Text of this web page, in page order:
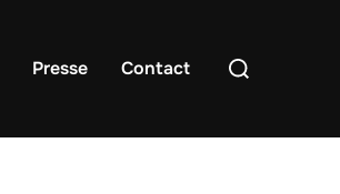
Presse Contact
Rechercher :